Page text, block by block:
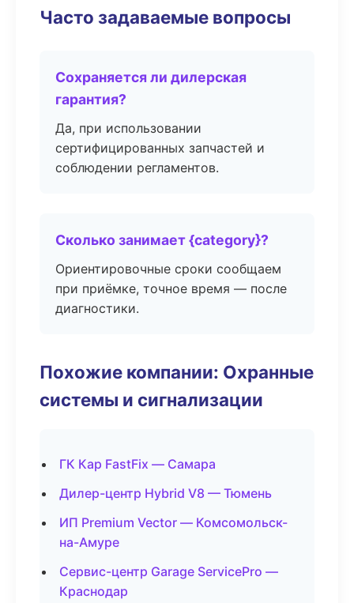
Часто задаваемые вопросы
Сохраняется ли дилерская
гарантия?
Да, при использовании
сертифицированных запчастей и
соблюдении регламентов.
Сколько занимает {category}?
Ориентировочные сроки сообщаем
при приёмке, точное время — после
диагностики.
Похожие компании: Охранные
системы и сигнализации
ГК Кар FastFix — Самара
Дилер-центр Hybrid V8 — Тюмень
ИП Premium Vector — Комсомольск-
на-Амуре
Сервис-центр Garage ServicePro —
Краснодар